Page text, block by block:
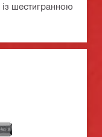
шестигранною